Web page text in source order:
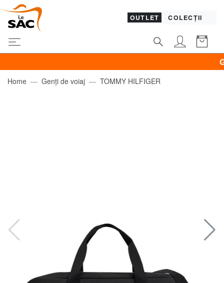
OUTLET COLECȚII
Home Genți de voiaj TOMMY HILFIGER